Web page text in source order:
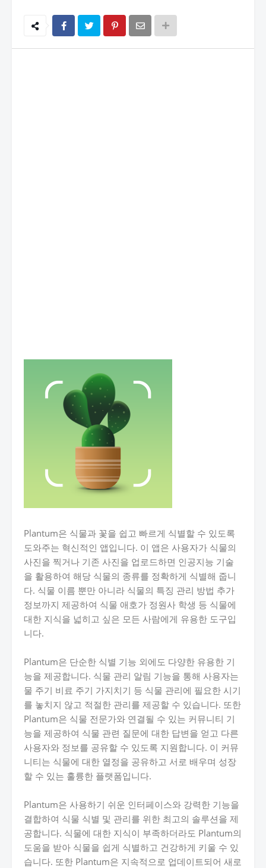
Plantum은 식물과 꽃을 쉽고 빠르게 식별할 수 있도록
도와주는 혁신적인 앱입니다. 이 앱은 사용자가 식물의
사진을 찍거나 기존 사진을 업로드하면 인공지능 기술
을 활용하여 해당 식물의 종류를 정확하게 식별해 줍니
다. 식물 이름 뿐만 아니라 식물의 특징 관리 방법 추가
정보까지 제공하여 식물 애호가 정원사 학생 등 식물에
대한 지식을 넓히고 싶은 모든 사람에게 유용한 도구입
니다.
Plantum은 단순한 식별 기능 외에도 다양한 유용한 기
능을 제공합니다. 식물 관리 알림 기능을 통해 사용자는
물 주기 비료 주기 가지치기 등 식물 관리에 필요한 시기
를 놓치지 않고 적절한 관리를 제공할 수 있습니다. 또한
Plantum은 식물 전문가와 연결될 수 있는 커뮤니티 기
능을 제공하여 식물 관련 질문에 대한 답변을 얻고 다른
사용자와 정보를 공유할 수 있도록 지원합니다. 이 커뮤
니티는 식물에 대한 열정을 공유하고 서로 배우며 성장
할 수 있는 훌륭한 플랫폼입니다.
Plantum은 사용하기 쉬운 인터페이스와 강력한 기능을
결합하여 식물 식별 및 관리를 위한 최고의 솔루션을 제
공합니다. 식물에 대한 지식이 부족하더라도 Plantum의
도움을 받아 식물을 쉽게 식별하고 건강하게 키울 수 있
습니다. 또한 Plantum은 지속적으로 업데이트되어 새로